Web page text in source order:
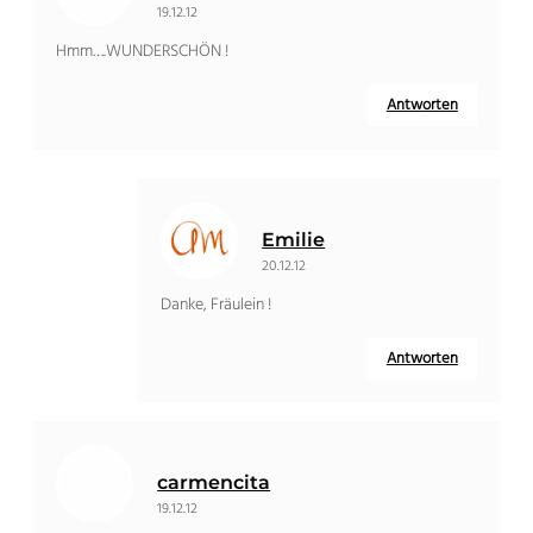
19.12.12
Hmm….WUNDERSCHÖN !
Antworten
Emilie
20.12.12
Danke, Fräulein !
Antworten
carmencita
19.12.12